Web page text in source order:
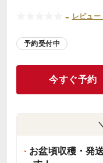
- レビュー
予約受付中
今すぐ予約
お盆頃収穫・発